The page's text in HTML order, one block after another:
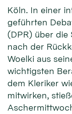
Köln. In einer
geführten
(DPR) über die
nach der
Woelki aus
wichtigsten
dem Kleriker
mitwirken,